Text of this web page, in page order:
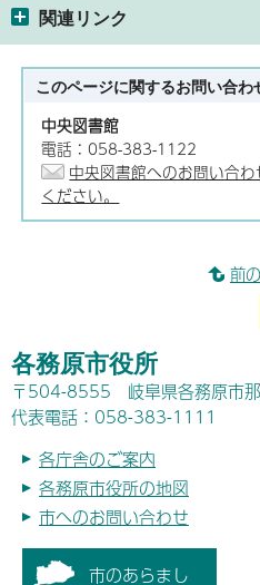
関連リンク
このページに関するお問い合わ
中央図書館
電話：058-383-1122
中央図書館へのお問い合
ください。
前
各務原市役所
〒504-8555 岐阜県各務原市
代表電話：058-383-1111
各庁舎のご案内
各務原市役所の地図
市へのお問い合わせ
市のあらまし